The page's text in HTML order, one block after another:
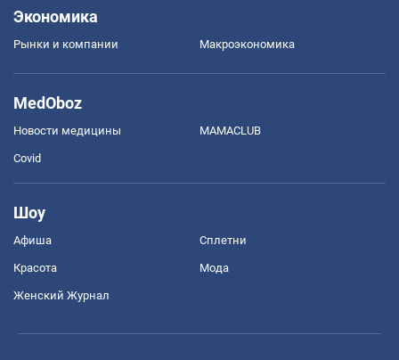
Экономика
Рынки и компании Mакроэкономика
MedOboz
Новости медицины MAMACLUB
Covid
Шоу
Афиша Сплетни
Красота Мода
Женский Журнал